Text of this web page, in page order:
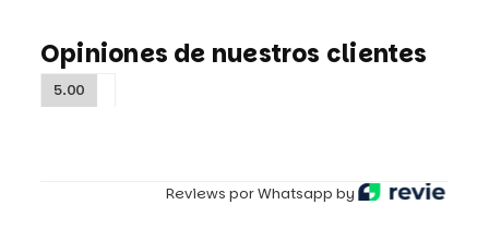
Opiniones de nuestros clientes
5.00
Reviews por Whatsapp by